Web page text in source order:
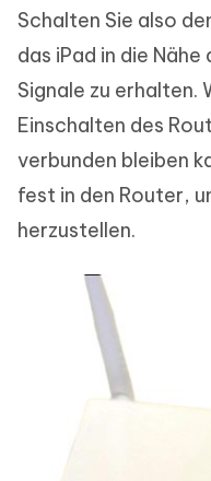
Schalten Sie also
das iPad in die
Signale zu erhalten.
Einschalten des
verbunden bleiben
fest in den Router,
herzustellen.